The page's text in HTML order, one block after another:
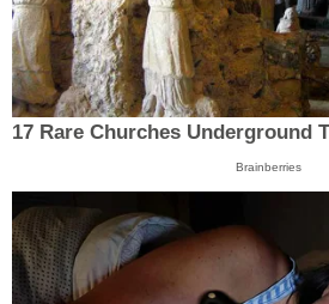
17 Rare Churches Underground
Brainberries